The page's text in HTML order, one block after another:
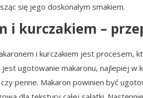
się jego doskonałym smakiem.
i kurczakiem –
i kurczakiem jest procesem,
ugotowanie makaronu, najlepiej w
penne. Makaron powinien być